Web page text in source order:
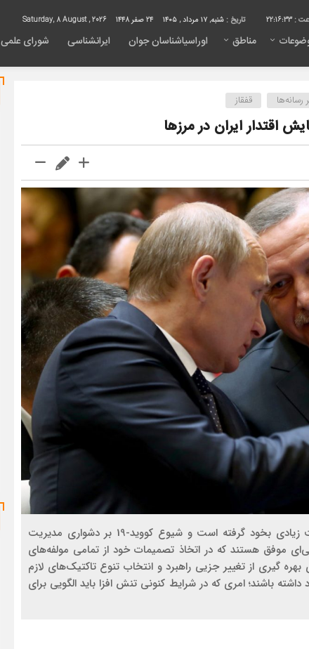
22:16:34 تاریخ : شنبه, ۱۷ مرداد , ۱۴۰۵ 24 صفر 1448
مناطق اوراسیاشناسان جوان ایرانشناسی شورای علمی
قفقاز
اقتدار ایران در مرزها
در دهه سوم هزاره سوم تحولات بین المللی سرعت زیادی بخود گرفته است و شیوع کووید-19 بر دشواری مدیریت
موفق هستند که در اتخاذ تصمیمات خود از تمامی مولفه‌های
بهره گیری از تغییر جزیی راهبرد و انتخاب تنوع تاکتیک‌های لازم
باشند؛ امری که در شرایط کنونی تنش افزا باید الگویی برای